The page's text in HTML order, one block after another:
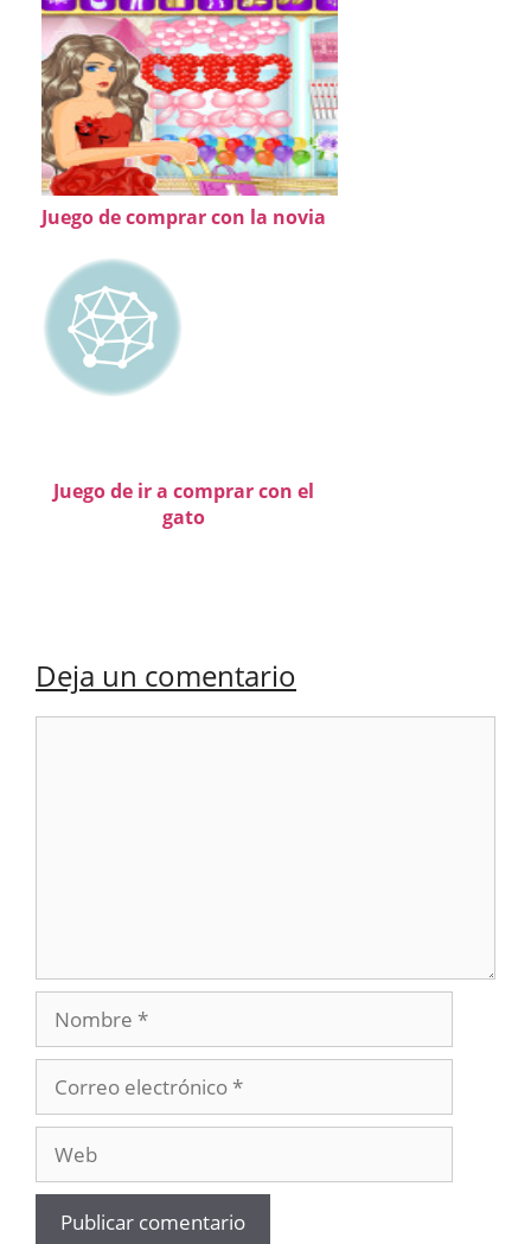
Juego de comprar con la novia
Juego de ir a comprar con el
gato
Deja un comentario
Nombre
electrónico